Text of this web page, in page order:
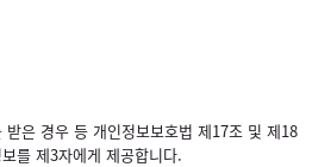
은 경우 등 개인정보보호법 제17조 및 제18
를 제3자에게 제공합니다.